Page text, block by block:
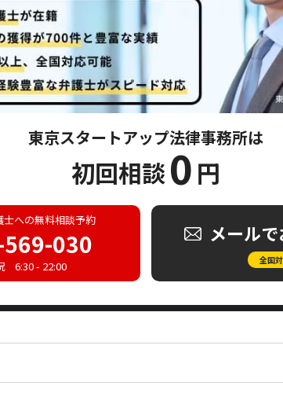
東京スタートアップ法律事務所は
初回相談0 円
士への無料相談予約
030
6:30 - 22:00
メール
全国